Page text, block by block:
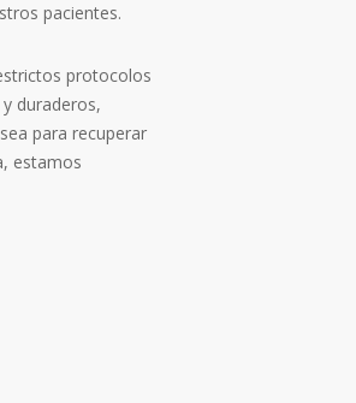
pacientes.
protocolos
duraderos,
para recuperar
estamos